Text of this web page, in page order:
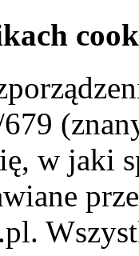
w jaki